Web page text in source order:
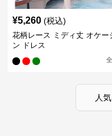
¥5,260 (税込)
花柄レース ミディ丈 オケー
ン ドレス
全
人